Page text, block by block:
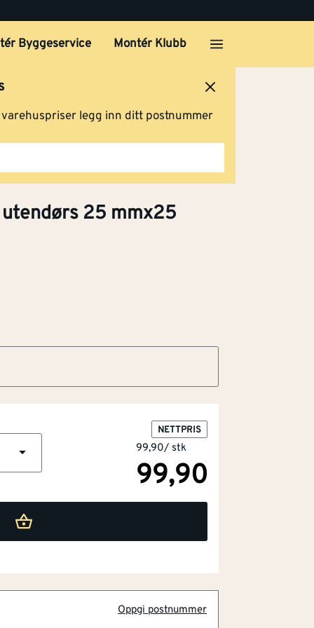
Byggeservice Montér Klubb
legg inn ditt postnummer
25 mmx25
Klikk og hent
NETTPRIS
99,90/ stk
99,90
Oppgi postnummer